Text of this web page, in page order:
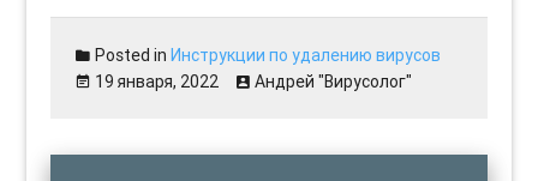
Posted inИнструкции по удалению вирусов
19 января, 2022
Андрей "Вирусолог"